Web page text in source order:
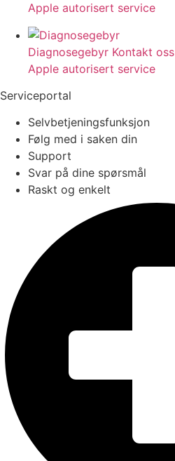
Apple autorisert service
Diagnosegebyr Kontakt oss
Apple autorisert service
Serviceportal
Selvbetjeningsfunksjon
Følg med i saken din
Support
Svar på dine spørsmål
Raskt og enkelt